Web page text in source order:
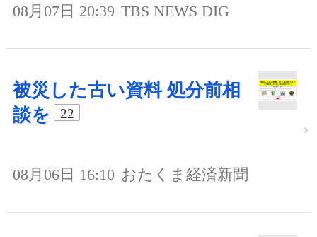
08月07日 20:39 TBS NEWS DIG
被災した古い資料 処分前相
談を
22
08月06日 16:10 おたくま経済新聞